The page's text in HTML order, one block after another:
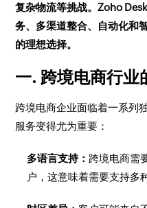
复杂物流等挑战。Zoho
务、多渠道整合、自动化和
的理想选择。
一. 跨境电商行业
跨境电商企业面临着一系列
服务变得尤为重要：
多语言支持： 跨境电商需
户，这意味着需要支持多